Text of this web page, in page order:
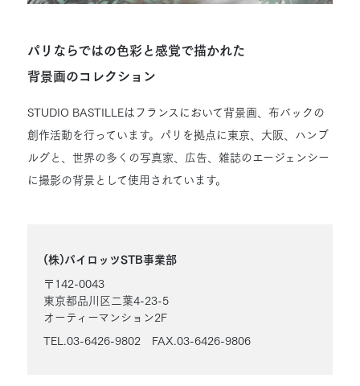
パリならではの色彩と感覚で描かれた
背景画のコレクション
STUDIO BASTILLEはフランスにおいて背景画、布バックの
創作活動を行っています。パリを拠点に東京、大阪、ハンブ
ルグと、世界の多くの写真家、広告、雑誌のエージェンシー
に撮影の背景として使用されています。
(株)パイロッツSTB事業部
〒142-0043
東京都品川区二葉4-23-5
オーティーマンション2F
TEL.03-6426-9802 FAX.03-6426-9806